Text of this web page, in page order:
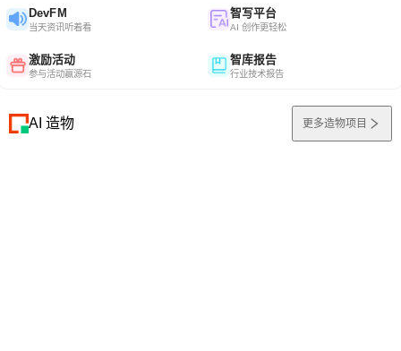
DevFM
当天资讯听着看
智写平台
AI 创作更轻松
激励活动
参与活动赢源石
智库报告
行业技术报告
AI 造物 更多造物项目